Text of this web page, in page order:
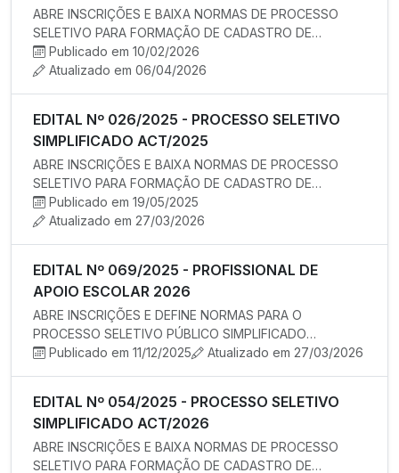
ABRE INSCRIÇÕES E BAIXA NORMAS DE PROCESSO
SELETIVO PARA FORMAÇÃO DE CADASTRO DE
RESERVA PARA EVENTUAL CONTRATAÇÃO TEMPO…
Publicado em 10/02/2026
Atualizado em 06/04/2026
EDITAL Nº 026/2025 - PROCESSO SELETIVO
SIMPLIFICADO ACT/2025
ABRE INSCRIÇÕES E BAIXA NORMAS DE PROCESSO
SELETIVO PARA FORMAÇÃO DE CADASTRO DE
RESERVA PARA EVENTUAL CONTRATAÇÃO TEMPO…
Publicado em 19/05/2025
Atualizado em 27/03/2026
EDITAL Nº 069/2025 - PROFISSIONAL DE
APOIO ESCOLAR 2026
ABRE INSCRIÇÕES E DEFINE NORMAS PARA O
PROCESSO SELETIVO PÚBLICO SIMPLIFICADO
DESTINADO À SELEÇÃO E CONTRATAÇÃO DE PROFI…
Publicado em 11/12/2025 Atualizado em 27/03/2026
EDITAL Nº 054/2025 - PROCESSO SELETIVO
SIMPLIFICADO ACT/2026
ABRE INSCRIÇÕES E BAIXA NORMAS DE PROCESSO
SELETIVO PARA FORMAÇÃO DE CADASTRO DE